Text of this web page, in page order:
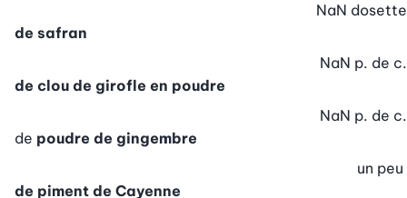
de safran
NaN dosette
de clou de girofle en poudre
NaN p. de c.
de poudre de gingembre
NaN p. de c.
de piment de Cayenne
un peu